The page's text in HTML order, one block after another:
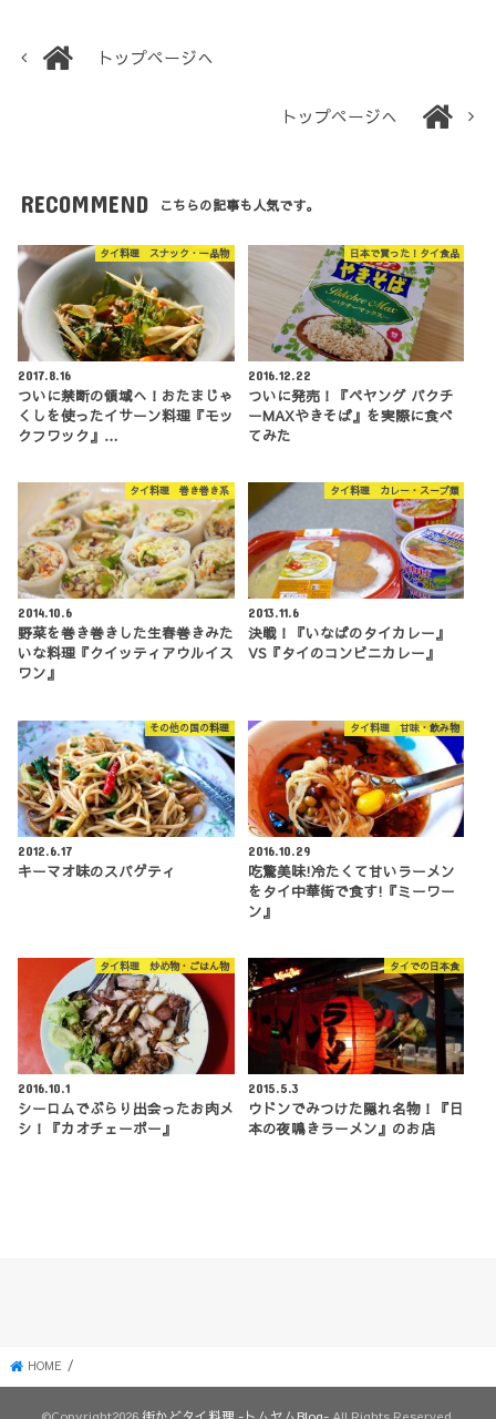
トップページへ
トップページへ
RECOMMEND こちらの記事も人気です。
タイ料理 スナック・一品物
2017.8.16
ついに禁断の領域へ！おたまじゃ
くしを使ったイサーン料理『モッ
クフワック』…
日本で買った！タイ食品
2016.12.22
ついに発売！『ペヤング パクチ
ーMAXやきそば』を実際に食べ
てみた
タイ料理 巻き巻き系
2014.10.6
野菜を巻き巻きした生春巻きみた
いな料理『クイッティアウルイス
ワン』
タイ料理 カレー・スープ類
2013.11.6
決戦！『いなばのタイカレー』
VS『タイのコンビニカレー』
その他の国の料理
2012.6.17
キーマオ味のスパゲティ
タイ料理 甘味・飲み物
2016.10.29
吃驚美味!冷たくて甘いラーメン
をタイ中華街で食す!『ミーワー
ン』
タイ料理 炒め物・ごはん物
2016.10.1
シーロムでぶらり出会ったお肉メ
シ！『カオチェーポー』
タイでの日本食
2015.5.3
ウドンでみつけた隠れ名物！『日
本の夜鳴きラーメン』のお店
HOME
©Copyright2026 街かどタイ料理 -トムヤムBlog- .All Rights Reserved.